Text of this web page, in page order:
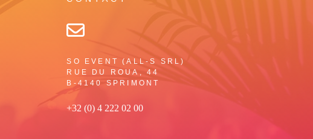
SO EVENT (ALL-S SRL)
RUE DU ROUA, 44
B-4140 SPRIMONT
+32 (0) 4 222 02 00